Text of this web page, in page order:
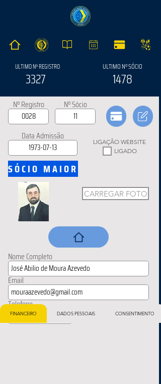
ULTIMO Nº REGISTRO
3327
ULTIMO Nº SÓCIO
1478
Nº Registro Nº Sócio
Data Admissão
LIGAÇÃO WEBSITE
LIGADO
SÓCIO MAIOR
CARREGAR FOTO
Nome Completo
Email
Telefone
FINANCEIRO DADOS PESSOAIS CONSENTIMENTO